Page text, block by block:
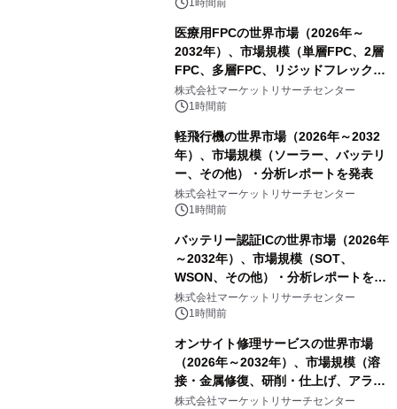
表1時間前
医療用FPCの世界市場（2026年～
2032年）、市場規模（単層FPC、2層
FPC、多層FPC、リジッドフレックス
PCB）・分析レポートを発表
株式会社マーケットリサーチセンター
1時間前
軽飛行機の世界市場（2026年～2032
年）、市場規模（ソーラー、バッテリ
ー、その他）・分析レポートを発表
株式会社マーケットリサーチセンター
1時間前
バッテリー認証ICの世界市場（2026年
～2032年）、市場規模（SOT、
WSON、その他）・分析レポートを発
表
株式会社マーケットリサーチセンター
1時間前
オンサイト修理サービスの世界市場
（2026年～2032年）、市場規模（溶
接・金属修復、研削・仕上げ、アライ
メント、その他）・分析レポートを発
株式会社マーケットリサーチセンター